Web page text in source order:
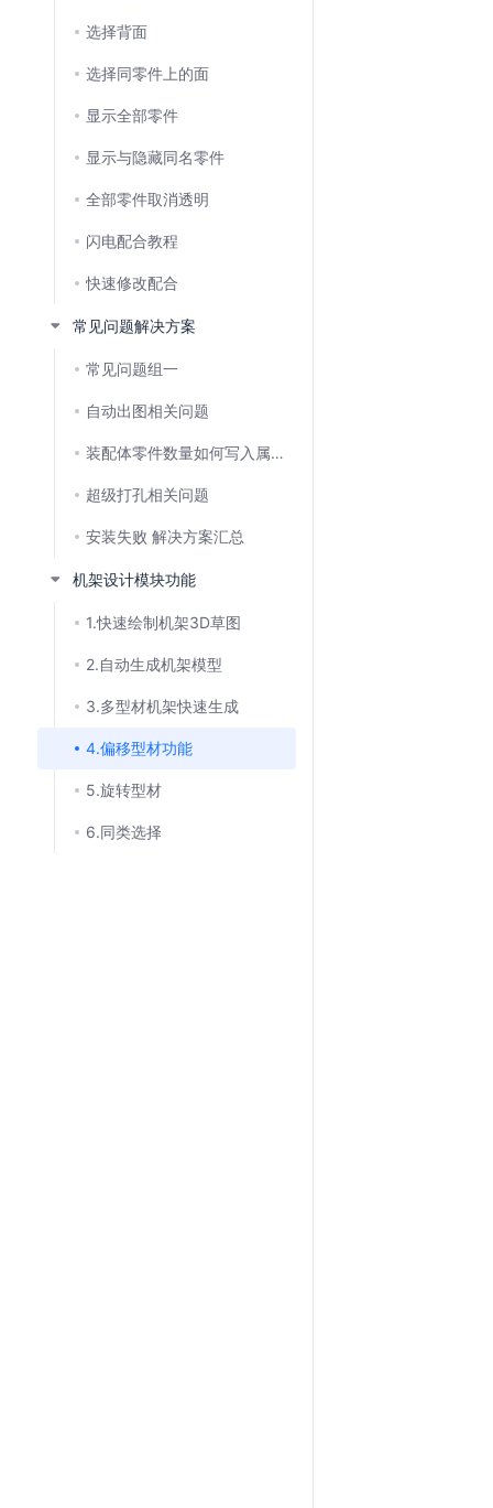
选择背面
选择同零件上的面
显示全部零件
显示与隐藏同名零件
全部零件取消透明
闪电配合教程
快速修改配合
常见问题解决方案
常见问题组一
自动出图相关问题
装配体零件数量如何写入属性,再关联工程图?
超级打孔相关问题
安装失败 解决方案汇总
机架设计模块功能
1.快速绘制机架3D草图
2.自动生成机架模型
3.多型材机架快速生成
4.偏移型材功能
5.旋转型材
6.同类选择